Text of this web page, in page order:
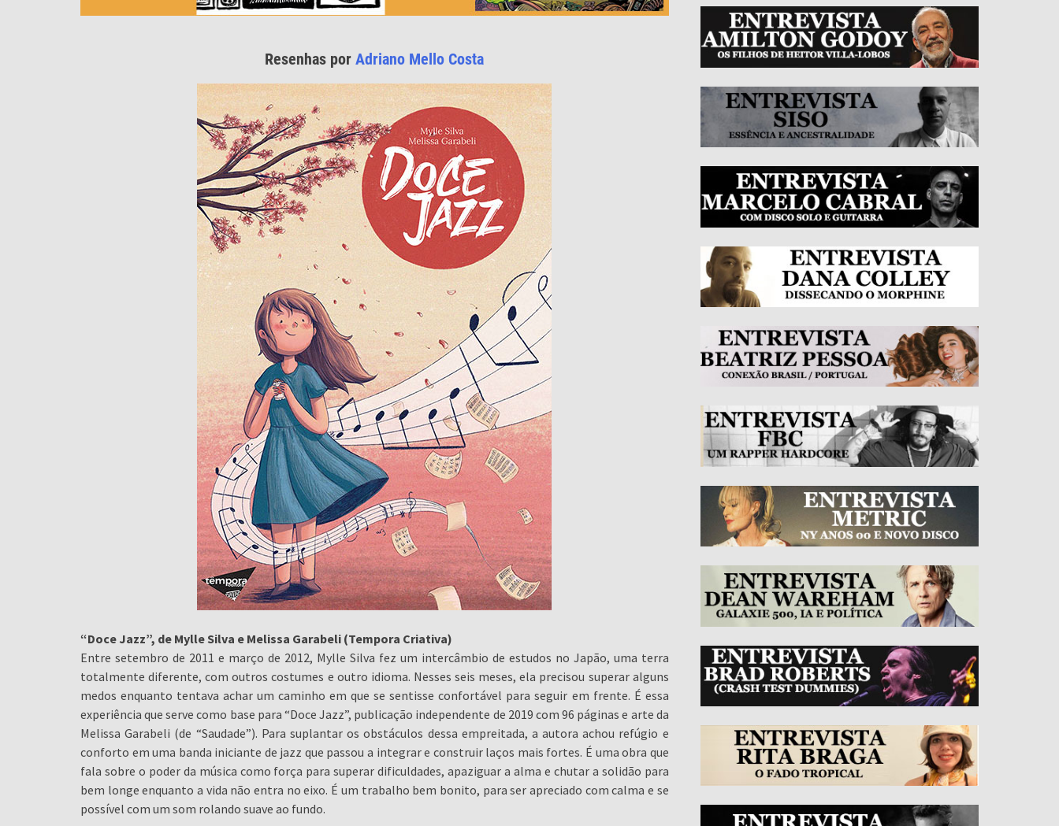
Resenhas porAdriano Mello Costa
“Doce Jazz”, de Mylle Silva e Melissa Garabeli (Tempora Criativa)
Entre setembro de 2011 e março de 2012, Mylle Silva fez um intercâmbio de estudos no Japão, uma terra
totalmente diferente, com outros costumes e outro idioma. Nesses seis meses, ela precisou superar alguns
medos enquanto tentava achar um caminho em que se sentisse confortável para seguir em frente. É essa
experiência que serve como base para “Doce Jazz”, publicação independente de 2019 com 96 páginas e arte da
Melissa Garabeli (de “Saudade”). Para suplantar os obstáculos dessa empreitada, a autora achou refúgio e
conforto em uma banda iniciante de jazz que passou a integrar e construir laços mais fortes. É uma obra que
fala sobre o poder da música como força para superar dificuldades, apaziguar a alma e chutar a solidão para
bem longe enquanto a vida não entra no eixo. É um trabalho bem bonito, para ser apreciado com calma e se
possível com um som rolando suave ao fundo.